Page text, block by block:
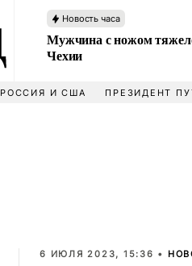
Новость часа
Мужчина с ножом
Чехии
РОССИЯ И США ПРЕЗИДЕНТ
6 ИЮЛЯ 2023, 15:36 •